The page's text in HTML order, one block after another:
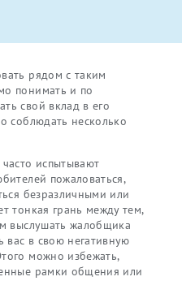
рядом с таким
понимать и по
свой вклад в его
соблюдать несколько
испытывают
пожаловаться,
безразличными или
тонкая грань между тем,
выслушать жалобщика
вас в свою негативную
можно избежать,
рамки общения или